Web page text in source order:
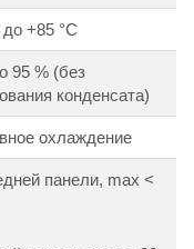
до +85 °С
95 % (без
конденсата)
охлаждение
панели, max <